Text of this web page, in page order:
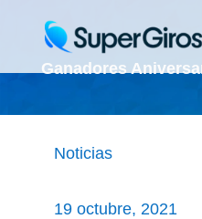
Ganadores
Noticias
19 octubre, 2021